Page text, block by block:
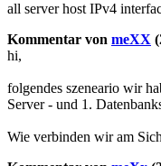
all server host IPv4
Kommentar von meXX
hi,
folgendes szeneario wir
Server - und 1.
Wie verbinden wir am